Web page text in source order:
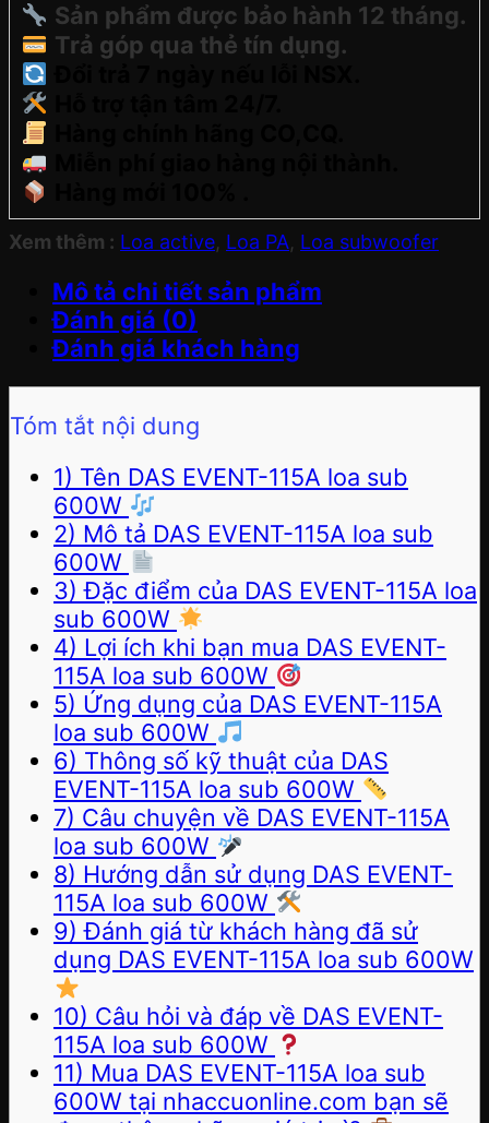
Sản phẩm được bảo hành 12 tháng.
Trả góp qua thẻ tín dụng.
Xem thêm : Loa active, Loa PA, Loa subwoofer
Mô tả chi tiết sản phẩm
Đánh giá (0)
Đánh giá khách hàng
Tóm tắt nội dung
1) Tên DAS EVENT-115A loa sub
600W
2) Mô tả DAS EVENT-115A loa sub
600W
3) Đặc điểm của DAS EVENT-115A loa
sub 600W
4) Lợi ích khi bạn mua DAS EVENT-
115A loa sub 600W
5) Ứng dụng của DAS EVENT-115A
loa sub 600W
6) Thông số kỹ thuật của DAS
EVENT-115A loa sub 600W
7) Câu chuyện về DAS EVENT-115A
loa sub 600W
8) Hướng dẫn sử dụng DAS EVENT-
115A loa sub 600W
9) Đánh giá từ khách hàng đã sử
dụng DAS EVENT-115A loa sub 600W
10) Câu hỏi và đáp về DAS EVENT-
115A loa sub 600W
11) Mua DAS EVENT-115A loa sub
600W tại nhaccuonline.com bạn sẽ